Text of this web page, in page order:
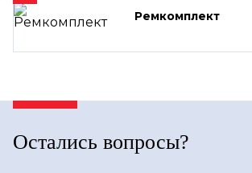
Ремкомплект
Остались вопросы?